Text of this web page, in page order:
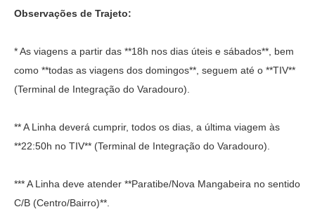
Observações de Trajeto:
* As viagens a partir das **18h nos dias úteis e sábados**, bem
como **todas as viagens dos domingos**, seguem até o **TIV**
(Terminal de Integração do Varadouro).
** A Linha deverá cumprir, todos os dias, a última viagem às
**22:50h no TIV** (Terminal de Integração do Varadouro).
*** A Linha deve atender **Paratibe/Nova Mangabeira no sentido
C/B (Centro/Bairro)**.